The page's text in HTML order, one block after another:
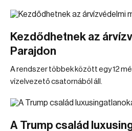
Kezdődhetnek az
Parajdon
A rendszer többek között egy 12
vízelvezető csatornából áll.
A Trump család